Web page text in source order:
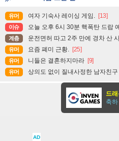
유머 여자 기숙사 레이싱 게임. [13]
이슈 오늘 오후 6시 30분 핵폭탄 드랍
계층 운전면허 따고 2주 만에 경차 산 사
유머 요즘 폐미 근황. [25]
유머 니들은 결혼하지마라 [9]
유머 상의도 없이 질내사정한 남자친구
표
AD
드
축